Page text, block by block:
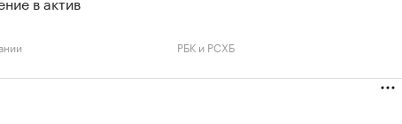
РБК и РСХБ